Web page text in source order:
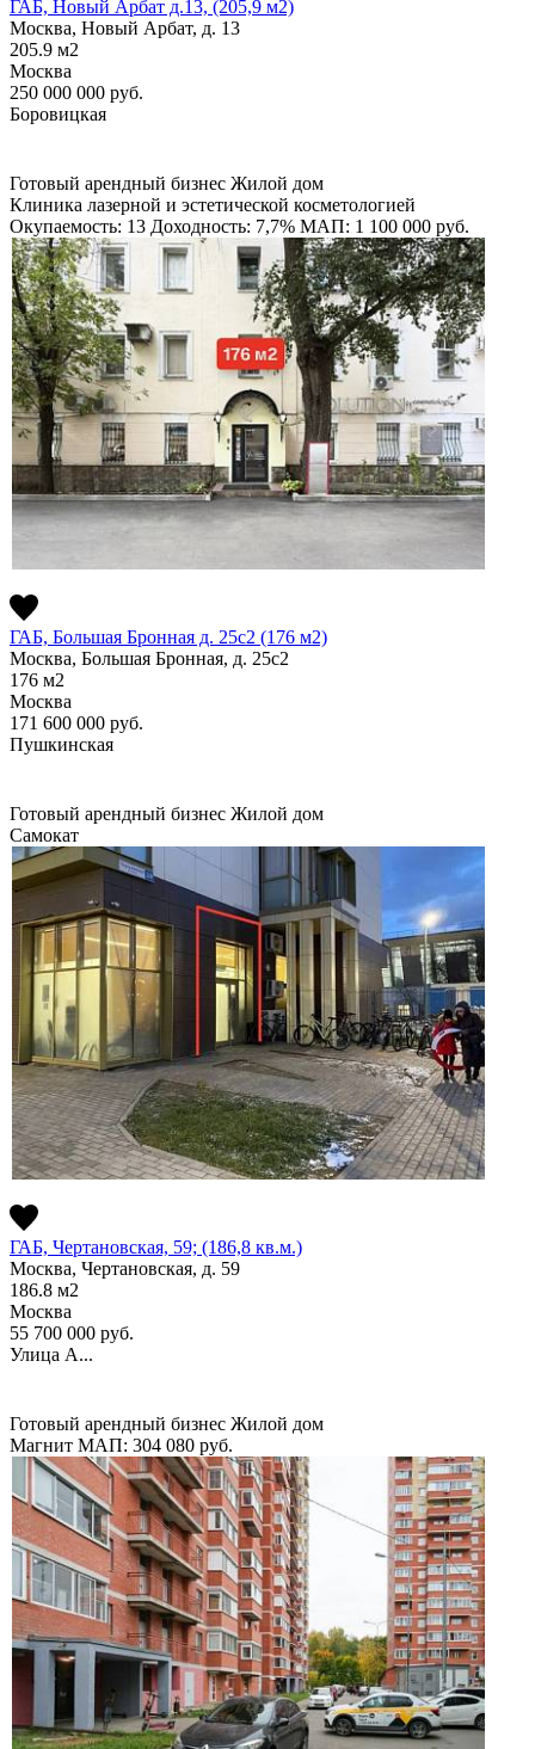
ГАБ, Новый Арбат д.13, (205,9 м2)
Москва, Новый Арбат, д. 13
205.9 м2
Москва
250 000 000 руб.
Боровицкая
Готовый арендный бизнес Жилой дом
Клиника лазерной и эстетической косметологией
Окупаемость: 13 Доходность: 7,7% МАП: 1 100 000 руб.
ГАБ, Большая Бронная д. 25с2 (176 м2)
Москва, Большая Бронная, д. 25с2
176 м2
Москва
171 600 000 руб.
Пушкинская
Готовый арендный бизнес Жилой дом
Самокат
ГАБ, Чертановская, 59; (186,8 кв.м.)
Москва, Чертановская, д. 59
186.8 м2
Москва
55 700 000 руб.
Улица А...
Готовый арендный бизнес Жилой дом
Магнит МАП: 304 080 руб.